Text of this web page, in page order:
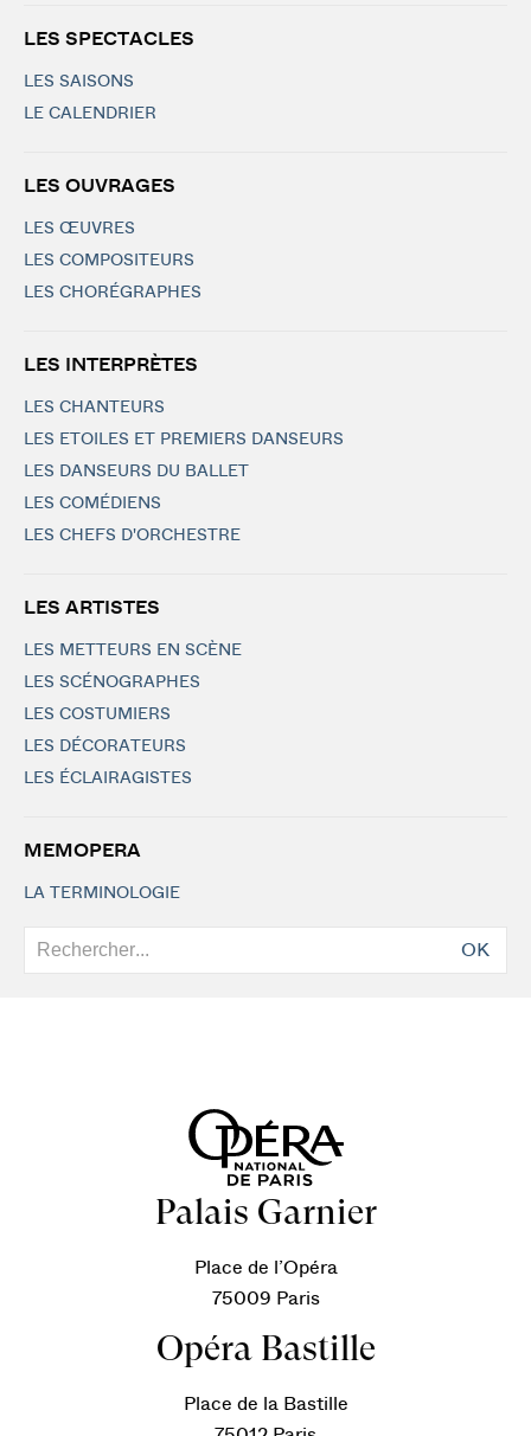
LES SPECTACLES
LES SAISONS
LE CALENDRIER
LES OUVRAGES
LES ŒUVRES
LES COMPOSITEURS
LES CHORÉGRAPHES
LES INTERPRÈTES
LES CHANTEURS
LES ETOILES ET PREMIERS DANSEURS
LES DANSEURS DU BALLET
LES COMÉDIENS
LES CHEFS D'ORCHESTRE
LES ARTISTES
LES METTEURS EN SCÈNE
LES SCÉNOGRAPHES
LES COSTUMIERS
LES DÉCORATEURS
LES ÉCLAIRAGISTES
MEMOPERA
LA TERMINOLOGIE
OK
Palais Garnier
Place de l’Opéra
75009 Paris
Opéra Bastille
Place de la Bastille